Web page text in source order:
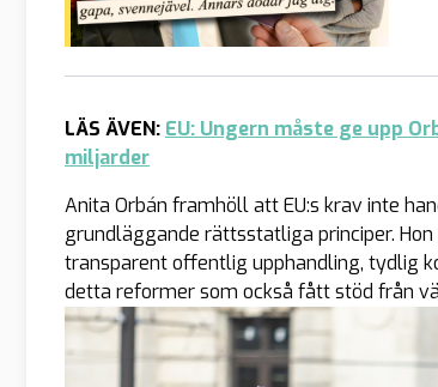
LÄS ÄVEN: EU: Ungern måste ge upp
miljarder
Anita Orbán framhöll att EU:s krav inte
grundläggande rättsstatliga principer.
transparent offentlig upphandling, tydlig
detta reformer som också fått stöd från